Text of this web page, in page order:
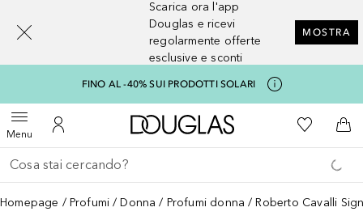
Scarica ora l'app
Douglas e ricevi
regolarmente offerte
esclusive e sconti
MOSTRA
FINO AL -40% SUI PRODOTTI SOLARI
MenuApri menuAl Mio Account
A Douglas HomeAlla Mia
Al
Torna indietro
Esegui ricerca
Homepage Profumi Donna Profumi donna Roberto Cavalli
[navigation.slideout.screenreader]